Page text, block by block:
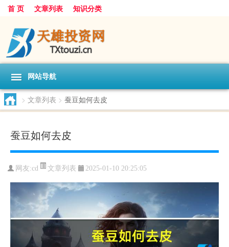
首 页 文章列表 知识分类
网站导航
> 文章列表 > 蚕豆如何去皮
蚕豆如何去皮
网友:cd 文章列表 2025-01-10 20:25:05